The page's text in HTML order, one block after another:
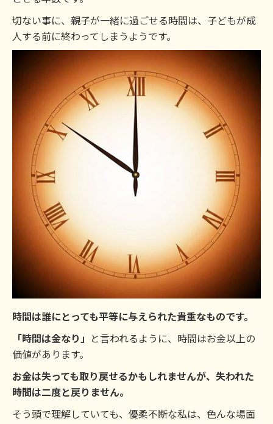
切ない事に、親子が一緒に過ごせる時間は、子どもが成
人する前に終わってしまうようです。
時間は誰にとっても平等に与えられた貴重なものです。
「時間は金なり」 と言われるように、時間はお金以上の
価値があります。
お金は失っても取り戻せるかもしれませんが、失われた
時間は二度と戻りません。
そう頭で理解していても、優柔不断な私は、色んな場面